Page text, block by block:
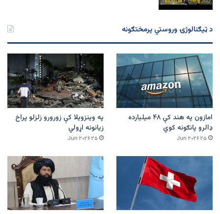
د ټیګنالوژۍ وروستي پرمختګونه
امازون په هند کې ۴۸ میلیارده
ډالرو پانګونه کوي
۲۵ Jun ۲۰۲۶
په وینزویلا کې زورورو زلزلو پراخ
زیانونه اړولي
۲۵ Jun ۲۰۲۶